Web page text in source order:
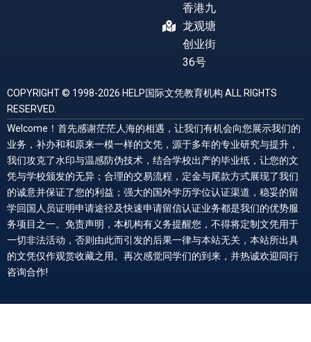
香港九
龙观塘
创业街
36号
COPYRIGHT © 1998-2026 HELP国际文凭教育机构 ALL RIGHTS
RESERVED.
Welcome！首先感谢茫茫人海的相遇，让我们有机会向您展示我们的
业务，补办和和原来一模一样的文凭，源于多年的专业研究与提升，
我们攻克了水印与温感防伪技术，结合学校出产的毕业纸，让您的文
凭与学校颁发的无异；合理的交易流程，定金与尾款方式展现了我们
的诚意并保证了您的利益；强大的国外学历学位认证渠道，稳妥的留
学回国人员证明申请途径及快速申请留信认证业务都是我们的优势服
务项目之一。免责声明，本机构有义务提醒您，不得将定制文凭用于
一切非法活动，否则由此而引发的后果一律与本站无关，本站所出具
的文凭仅作观赏收藏之用。再次感觉同学们的到来，并热诚欢迎同行
咨询合作!